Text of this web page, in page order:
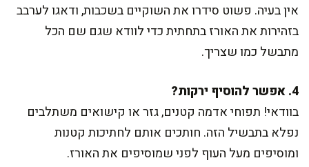
אין בעיה. פשוט סידרו את השוקיים בשכבות, ודאגו לערבב
בזהירות את האורז בתחתית כדי לוודא שגם שם הכל
מתבשל כמו שצריך.
4. אפשר להוסיף ירקות?
בוודאי! תפוחי אדמה קטנים, גזר או קישואים משתלבים
נפלא בתבשיל הזה. חותכים אותם לחתיכות קטנות
ומוסיפים מעל העוף לפני שמוסיפים את האורז.